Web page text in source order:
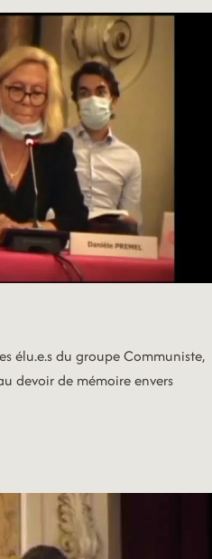
élu.e.s du groupe Communiste,
devoir de mémoire envers